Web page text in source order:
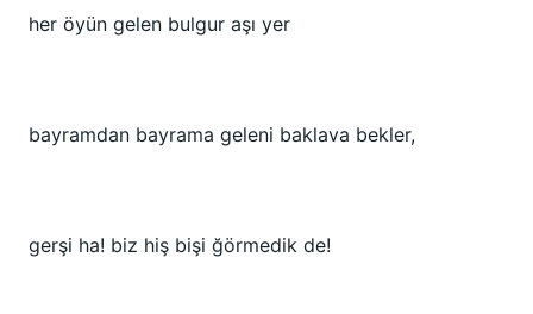
her öyün gelen bulgur aşı yer
bayramdan bayrama geleni baklava bekler,
gerşi ha! biz hiş bişi ğörmedik de!